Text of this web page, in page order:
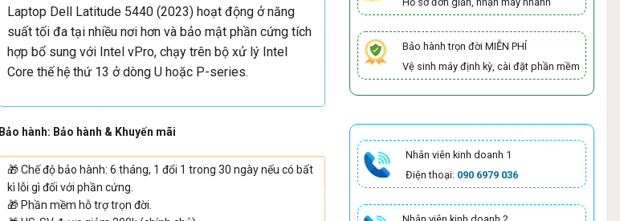
Laptop Dell Latitude 5440 (2023) hoạt động ở năng
suất tối đa tại nhiều nơi hơn và bảo mật phần cứng tích
hợp bổ sung với Intel vPro, chạy trên bộ xử lý Intel
Core thế hệ thứ 13 ở dòng U hoặc P-series.
Bảo hành: Bảo hành & Khuyến mãi
🎁Chế độ bảo hành: 6 tháng, 1 đổi 1 trong 30 ngày nếu có bất
kì lỗi gì đối với phần cứng.
🎁Phần mềm hỗ trợ trọn đời.
Bảo hành trọn đời MIỄN PHÍ
Vệ sinh máy định kỳ, cài đặt phần mềm
Nhân viên kinh doanh 1
Điện thoại: 090 6979 036